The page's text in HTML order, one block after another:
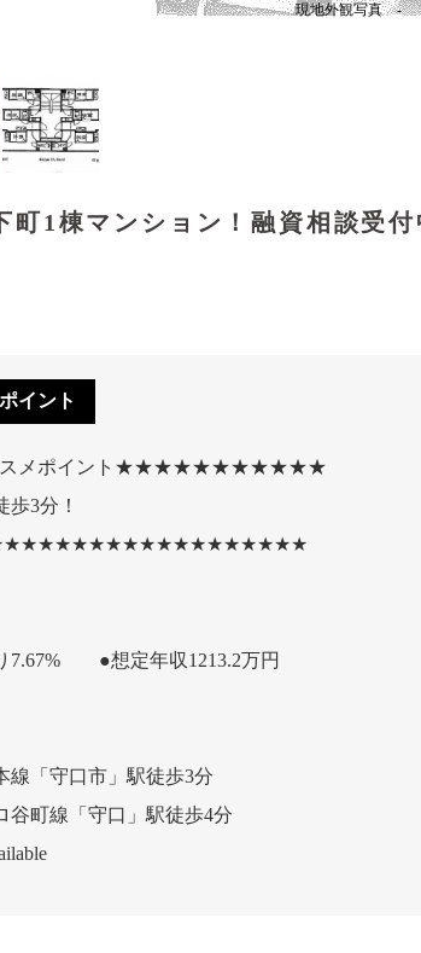
現地外観写真 -
町1棟マンション！融資相談受付
イント
メポイント★★★★★★★★★★★
歩3分！
7.67% ●想定年収1213.2万円
線「守口市」駅徒歩3分
谷町線「守口」駅徒歩4分